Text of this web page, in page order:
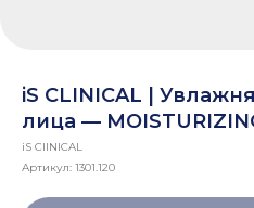
iS CLINICAL |
лица —
iS ClINICAL
Артикул: 1301.120